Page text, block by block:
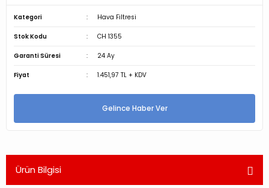
Kategori Hava Filtresi
Stok Kodu CH 1355
Garanti Süresi 24 Ay
Fiyat 1.451,97 TL + KDV
Gelince Haber Ver
Ürün Bilgisi